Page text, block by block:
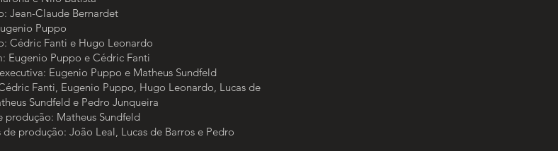
Jean-Claude Bernardet
Puppo
Cédric Fanti e Hugo Leonardo
Eugenio Puppo e Cédric Fanti
Eugenio Puppo e Matheus Sundfeld
Fanti, Eugenio Puppo, Hugo Leonardo, Lucas de
Sundfeld e Pedro Junqueira
produção: Matheus Sundfeld
de produção: João Leal, Lucas de Barros e Pedro